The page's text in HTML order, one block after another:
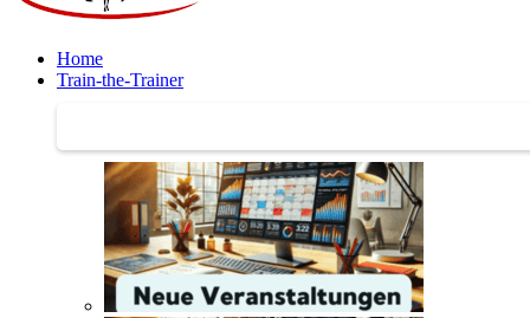
Home
Train-the-Trainer